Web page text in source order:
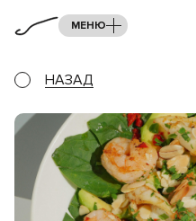
МЕНЮ
НАЗАД